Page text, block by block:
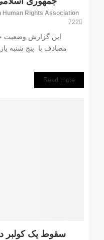
Human Rights Association
722
Read more
سقوط یک کولبر